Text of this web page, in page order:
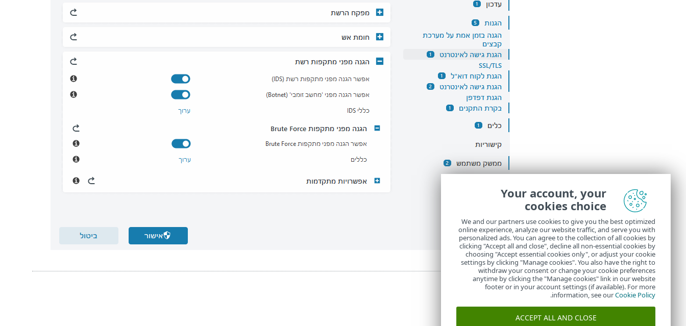
Your account, your
cookies choice
We and our partners use cookies to give you the best optimized
online experience, analyze our website traffic, and serve you with
personalized ads. You can agree to the collection of all cookies by
clicking "Accept all and close", decline all non-essential cookies by
choosing "Accept essential cookies only", or adjust your cookie
settings by clicking "Manage cookies". You also have the right to
withdraw your consent or change your cookie preferences
anytime by clicking the "Manage cookies" link in our website
footer or in your account settings (if available). For more
information, see ourCookie Policy
.
ACCEPT ALL AND CLOSE